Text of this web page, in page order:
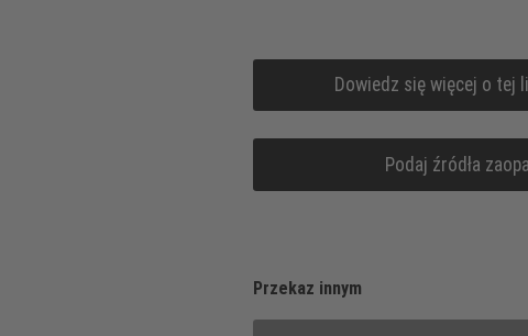
Dowiedz się więcej o tej
Podaj źródła
Przekaz innym